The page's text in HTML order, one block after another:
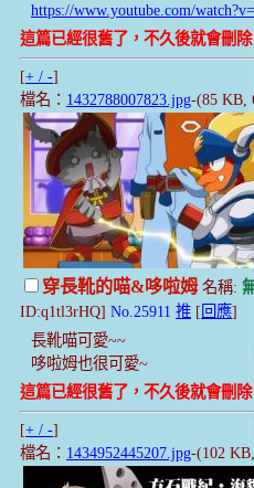
https://www.youtube.com/
這篇已經很舊了，不久後就會刪
[+ / -]
檔名： 1432788007823.jpg-(85 KB,
穿長靴的喵&哆啦姆名稱:
ID:q1tl3rHQ] No.25911 推 [ 回應]
長靴喵可愛~~
哆啦姆也很可愛~
這篇已經很舊了，不久後就會刪除
[+ / -]
檔名： 1434952445207.jpg-(102